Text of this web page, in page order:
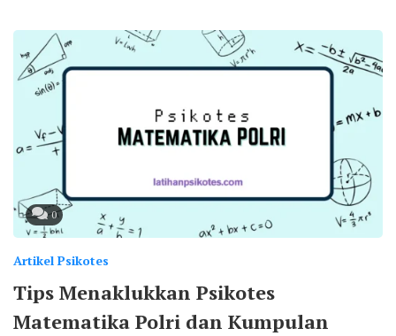
0
Artikel Psikotes
Tips Menaklukkan Psikotes
Matematika Polri dan Kumpulan